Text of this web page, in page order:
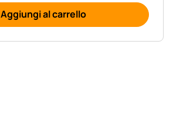
Aggiungi al carrello